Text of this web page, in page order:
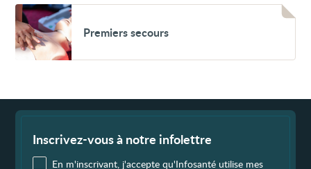
Voir
Premiers
secours
Premiers secours
Inscrivez-vous à notre infolettre
En m'inscrivant, j'accepte qu'Infosanté utilise mes